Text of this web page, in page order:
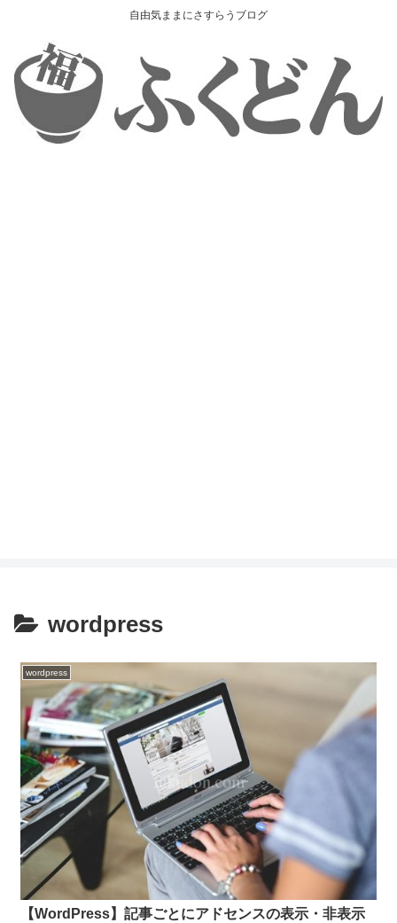
自由気ままにさすらうブログ
wordpress
wordpress
【WordPress】記事ごとにアドセンスの表示・非表示